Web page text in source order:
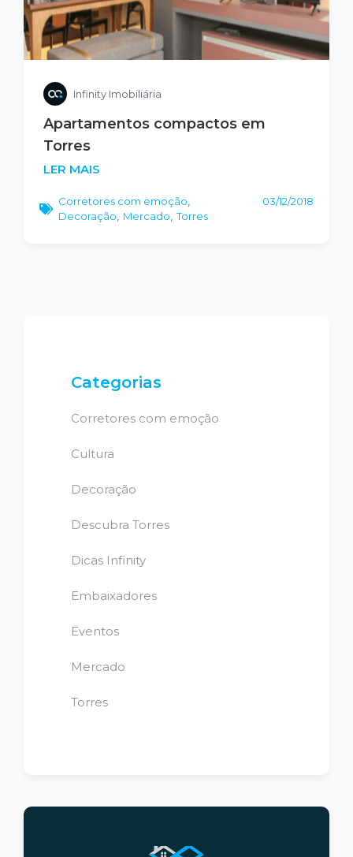
Infinity Imobiliária
Apartamentos compactos em
Torres
LER MAIS
Corretores com emoção,
Decoração, Mercado,Torres
03/12/2018
Categorias
Corretores com emoção
Cultura
Decoração
Descubra Torres
Dicas Infinity
Embaixadores
Eventos
Mercado
Torres